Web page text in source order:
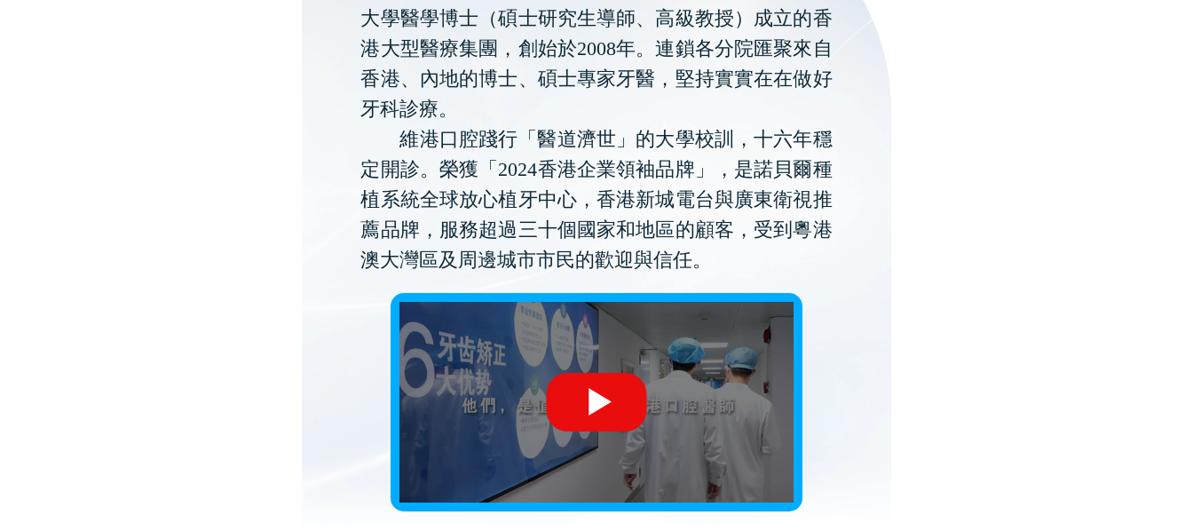
大學醫學博士（碩士研究生導師、高級教授）成立的香
港大型醫療集團，創始於2008年。連鎖各分院匯聚來自
香港、內地的博士、碩士專家牙醫，堅持實實在在做好
牙科診療。
維港口腔踐行「醫道濟世」的大學校訓，十六年穩
定開診。榮獲「2024香港企業領袖品牌」，是諾貝爾種
植系統全球放心植牙中心，香港新城電台與廣東衛視推
薦品牌，服務超過三十個國家和地區的顧客，受到粵港
澳大灣區及周邊城市市民的歡迎與信任。